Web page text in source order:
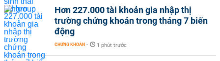
Hơn 227.000 tài khoản gia nhập thị
trường chứng khoán trong tháng 7 biến
động
CHỨNG KHOÁN - 1 phút trước